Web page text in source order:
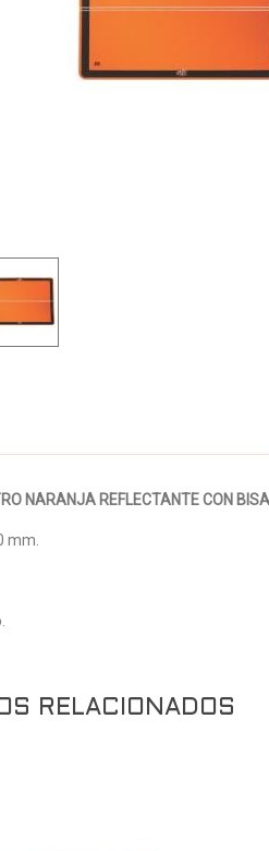
NARANJA REFLECTANTE CON
mm.
RELACIONADOS